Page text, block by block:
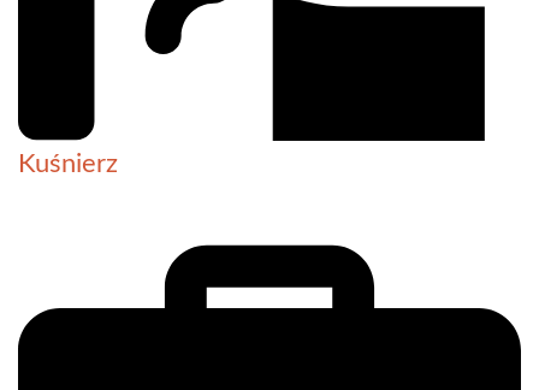
Kuśnierz